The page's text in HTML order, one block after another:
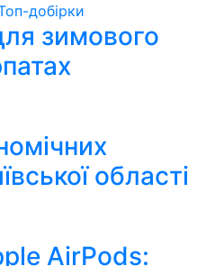
добірки
зимового
області
AirPods: